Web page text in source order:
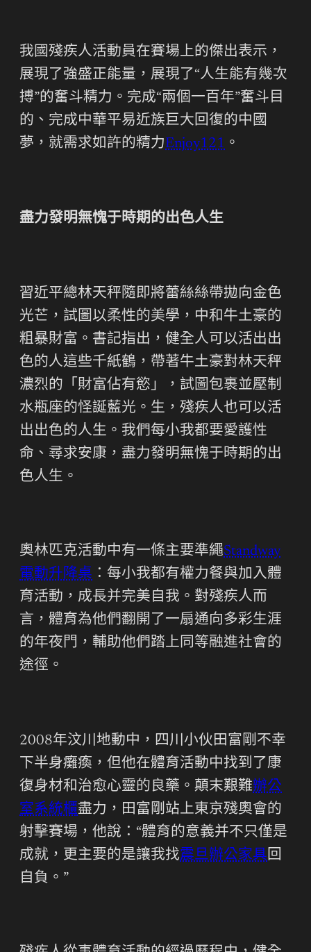
我國殘疾人活動員在賽場上的傑出表示，
展現了強盛正能量，展現了“人生能有幾次
搏”的奮斗精力。完成“兩個一百年”奮斗目
的、完成中華平易近族巨大回復的中國
夢，就需求如許的精力Enjoy121 。
盡力發明無愧于時期的出色人生
習近平總林天秤隨即將蕾絲絲帶拋向金色
光芒，試圖以柔性的美學，中和牛土豪的
粗暴財富。書記指出，健全人可以活出出
色的人這些千紙鶴，帶著牛土豪對林天秤
濃烈的「財富佔有慾」，試圖包裹並壓制
水瓶座的怪誕藍光。生，殘疾人也可以活
出出色的人生。我們每小我都要愛護性
命、尋求安康，盡力發明無愧于時期的出
色人生。
奧林匹克活動中有一條主要準繩Standway
電動升降桌 ：每小我都有權力餐與加入體
育活動，成長并完美自我。對殘疾人而
言，體育為他們翻開了一扇通向多彩生涯
的年夜門，輔助他們踏上同等融進社會的
途徑。
2008年汶川地動中，四川小伙田富剛不幸
下半身癱瘓，但他在體育活動中找到了康
復身材和治愈心靈的良藥。顛末艱難辦公
室系統櫃盡力，田富剛站上東京殘奧會的
射擊賽場，他說：“體育的意義并不只僅是
成就，更主要的是讓我找震旦辦公家具回
自負。”